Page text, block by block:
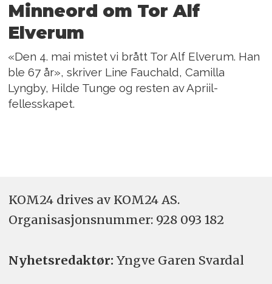
Minneord om Tor Alf
Elverum
«Den 4. mai mistet vi brått Tor Alf Elverum. Han
ble 67 år», skriver Line Fauchald, Camilla
Lyngby, Hilde Tunge og resten av Apriil-
fellesskapet.
KOM24 drives av KOM24 AS.
Organisasjons­nummer: 928 093 182
Nyhetsredaktør: Yngve Garen Svardal